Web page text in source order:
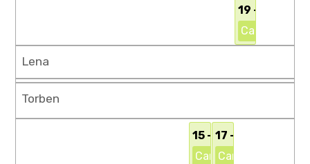
19 - 21 Uhr
Lena
Torben
15 - 17 Uhr
Campingplatz
17 - 19 Uhr
Campingplatz